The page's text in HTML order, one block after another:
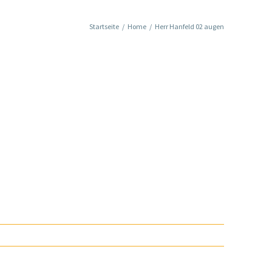
Startseite / Home / Herr Hanfeld 02 augen